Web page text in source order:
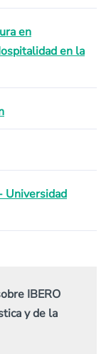
en
en la
Universidad
IBERO
y de la